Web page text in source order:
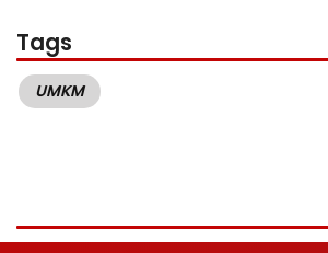
Tags
UMKM